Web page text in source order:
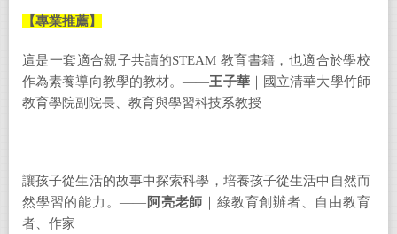
【專業推薦】
這是一套適合親子共讀的STEAM 教育書籍，也適合於學校
作為素養導向教學的教材。——王子華｜
國立清華大學竹師
教育學院副院長、教育與學習科技系教授
讓孩子從生活的故事中探索科學，培養孩子從生活中自然而
然學習的能力。——阿亮老師 ｜綠教育創辦者、自由教育
者、作家